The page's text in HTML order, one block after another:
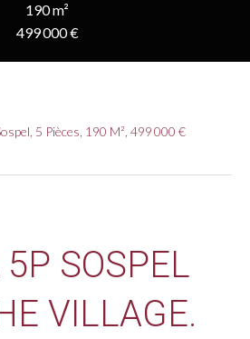
190 m²
499 000 €
5 Pièces, 190 M², 499 000 €
SOSPEL
VILLAGE.